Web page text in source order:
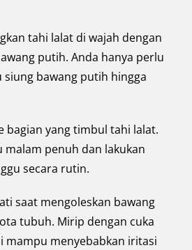
tahi lalat di wajah dengan
putih. Anda hanya perlu
bawang putih hingga
bagian yang timbul tahi lalat.
malam penuh dan lakukan
secara rutin.
saat mengoleskan bawang
tubuh. Mirip dengan cuka
mampu menyebabkan iritasi